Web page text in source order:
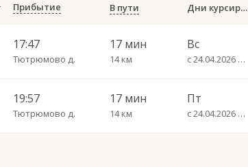
Прибытие В пути Дни курсирования
17:47
Тютрюмово д.
17 мин
14 км
Вс
с 24.04.2026 до 27.09.2026
19:57
Тютрюмово д.
17 мин
14 км
Пт
с 24.04.2026 до 27.09.2026